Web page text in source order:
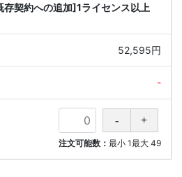
契約への追加]1ライセンス以上
52,595円
-
注文可能数： 最小 1最大 49